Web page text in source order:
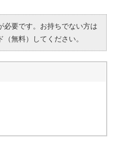
必要です。お持ちでない方は
無料）してください。